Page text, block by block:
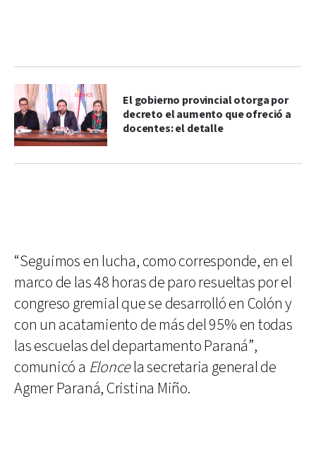
El gobierno provincial otorga por
decreto el aumento que ofreció a
docentes: el detalle
“Seguimos en lucha, como corresponde, en el
marco de las 48 horas de paro resueltas por el
congreso gremial que se desarrolló en Colón y
con un acatamiento de más del 95% en todas
las escuelas del departamento Paraná”,
comunicó a Eloncela secretaria general de
Agmer Paraná, Cristina Miño.